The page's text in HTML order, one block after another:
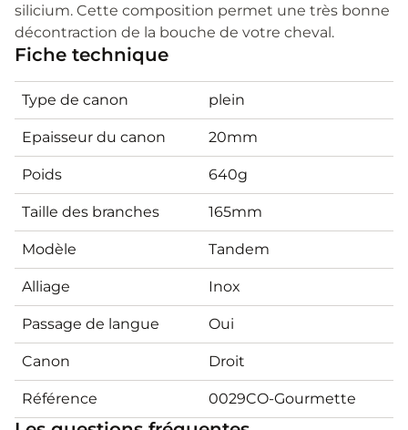
silicium. Cette composition permet une très bonne
décontraction de la bouche de votre cheval.
Fiche technique
Type de canon plein
Epaisseur du canon 20mm
Poids 640g
Taille des branches 165mm
Modèle Tandem
Alliage Inox
Passage de langue Oui
Canon Droit
Référence 0029CO-Gourmette